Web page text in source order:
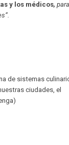
y los médicos,
”.
de sistemas
ciudades, el